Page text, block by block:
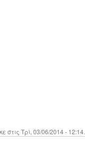
στις Τρί, 03/06/2014 - 12:14.